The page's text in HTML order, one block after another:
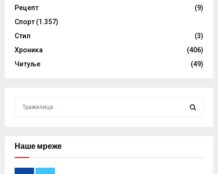
Рецепт
(9)
Спорт (1.357)
Стил
(3)
Хроника
(406)
Читуље
(49)
cНаше мреже